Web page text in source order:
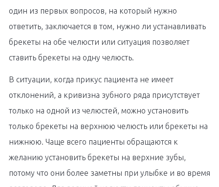
один из первых вопросов, на который нужно
ответить, заключается в том, нужно ли устанавливать
брекеты на обе челюсти или ситуация позволяет
ставить брекеты на одну челюсть.
В ситуации, когда прикус пациента не имеет
отклонений, а кривизна зубного ряда присутствует
только на одной из челюстей, можно установить
только брекеты на верхнюю челюсть или брекеты на
нижнюю. Чаще всего пациенты обращаются к
желанию установить брекеты на верхние зубы,
потому что они более заметны при улыбке и во время